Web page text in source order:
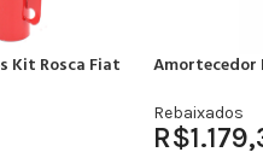
Kit Rosca Fiat
Amortecedor
Rebaixados
R$